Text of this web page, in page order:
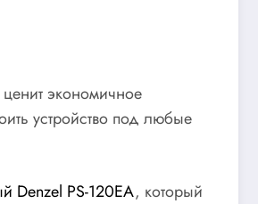
экономичное
устройство под любые
Denzel PS-120EA, который